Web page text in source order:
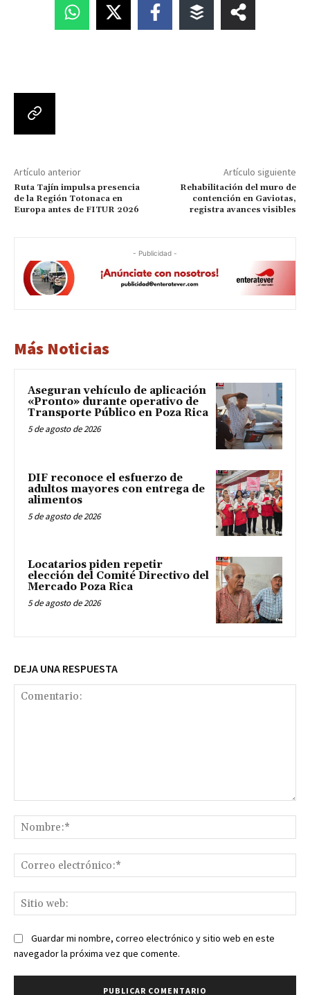
Artículo anterior
Ruta Tajín impulsa presencia
de la Región Totonaca en
Europa antes de FITUR 2026
Artículo siguiente
Rehabilitación del muro de
contención en Gaviotas,
registra avances visibles
- Publicidad -
Más Noticias
Aseguran vehículo de aplicación
«Pronto» durante operativo de
Transporte Público en Poza Rica
5 de agosto de 2026
DIF reconoce el esfuerzo de
adultos mayores con entrega de
alimentos
5 de agosto de 2026
Locatarios piden repetir
elección del Comité Directivo del
Mercado Poza Rica
5 de agosto de 2026
DEJA UNA RESPUESTA
Guardar mi nombre, correo electrónico y sitio web en este
navegador la próxima vez que comente.